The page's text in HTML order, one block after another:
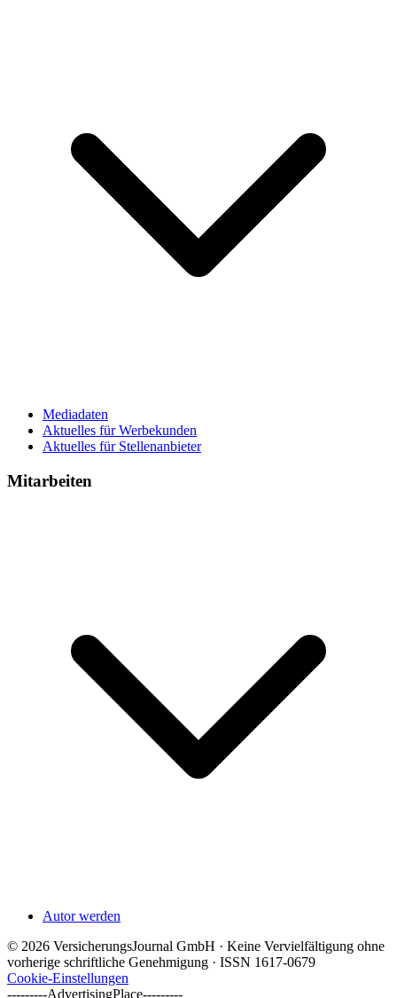
Mediadaten
Aktuelles für Werbekunden
Aktuelles für Stellenanbieter
Mitarbeiten
Autor werden
© 2026 VersicherungsJournal GmbH · Keine Vervielfältigung ohne
vorherige schriftliche Genehmigung · ISSN 1617-0679
Cookie-Einstellungen
---------AdvertisingPlace---------